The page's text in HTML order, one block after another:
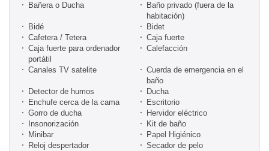
Bañera o Ducha
Baño privado (fuera de la
habitación)
Bidé
Bidet
Cafetera / Tetera
Caja fuerte
Caja fuerte para ordenador
portátil
Calefacción
Canales TV satelite
Cuerda de emergencia en el
baño
Detector de humos
Ducha
Enchufe cerca de la cama
Escritorio
Gorro de ducha
Hervidor eléctrico
Insonorización
Kit de baño
Minibar
Papel Higiénico
Reloj despertador
Secador de pelo